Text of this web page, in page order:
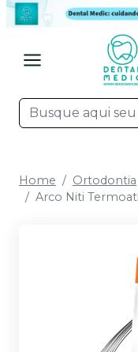
Home Ortodontia
Arco Niti